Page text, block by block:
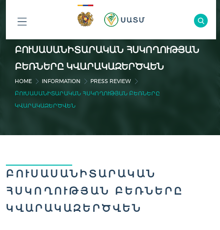
ԲՈԼՈՐ
ԲԱԺԻՆՆԵՐԸ
ԲՈՒՍԱՍԱՆԻՏԱՐԱԿԱՆ ՀՍԿՈՂՈՒԹՅԱՆ
ԲԵՌՆԵՐԸ ԿՎԱՐԱԿԱԶԵՐԾՎԵՆ
HOME INFORMATION
PRESS REVIEW
ԲՈՒՍԱՍԱՆԻՏԱՐԱԿԱՆ ՀՍԿՈՂՈՒԹՅԱՆ ԲԵՌՆԵՐԸ
ԿՎԱՐԱԿԱԶԵՐԾՎԵՆ
ԲՈՒՍԱՍԱՆԻՏԱՐԱԿԱՆ
ՀՍԿՈՂՈՒԹՅԱՆ ԲԵՌՆԵՐԸ
ԿՎԱՐԱԿԱԶԵՐԾՎԵՆ